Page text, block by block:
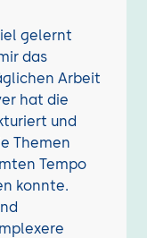
gelernt
das
Arbeit
hat die
und
Themen
Tempo
konnte.